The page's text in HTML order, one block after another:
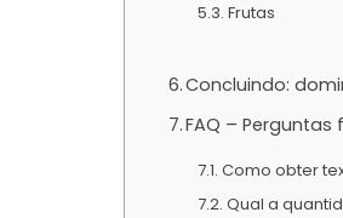
Frutas
Concluindo:
FAQ –
Como obter
Qual a